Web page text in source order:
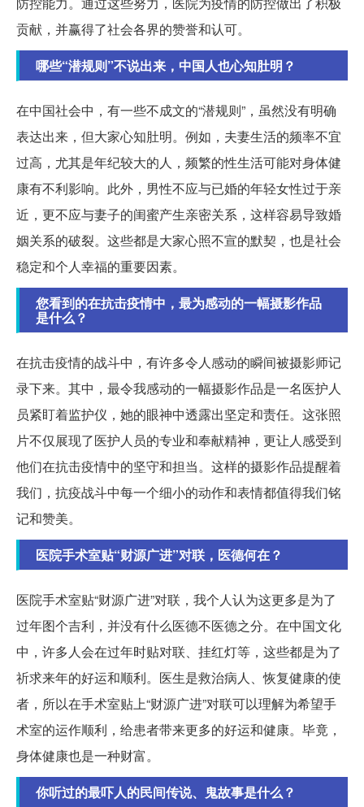
贡献，并赢得了社会各界的赞誉和认可。
哪些“潜规则”不说出来，中国人也心知肚明？
在中国社会中，有一些不成文的“潜规则”，虽然没有明确
表达出来，但大家心知肚明。例如，夫妻生活的频率不宜
过高，尤其是年纪较大的人，频繁的性生活可能对身体健
康有不利影响。此外，男性不应与已婚的年轻女性过于亲
近，更不应与妻子的闺蜜产生亲密关系，这样容易导致婚
姻关系的破裂。这些都是大家心照不宣的默契，也是社会
稳定和个人幸福的重要因素。
您看到的在抗击疫情中，最为感动的一幅摄影作品
是什么？
在抗击疫情的战斗中，有许多令人感动的瞬间被摄影师记
录下来。其中，最令我感动的一幅摄影作品是一名医护人
员紧盯着监护仪，她的眼神中透露出坚定和责任。这张照
片不仅展现了医护人员的专业和奉献精神，更让人感受到
他们在抗击疫情中的坚守和担当。这样的摄影作品提醒着
我们，抗疫战斗中每一个细小的动作和表情都值得我们铭
记和赞美。
医院手术室贴“财源广进”对联，医德何在？
医院手术室贴“财源广进”对联，我个人认为这更多是为了
过年图个吉利，并没有什么医德不医德之分。在中国文化
中，许多人会在过年时贴对联、挂红灯等，这些都是为了
祈求来年的好运和顺利。医生是救治病人、恢复健康的使
者，所以在手术室贴上“财源广进”对联可以理解为希望手
术室的运作顺利，给患者带来更多的好运和健康。毕竟，
身体健康也是一种财富。
你听过的最吓人的民间传说、鬼故事是什么？